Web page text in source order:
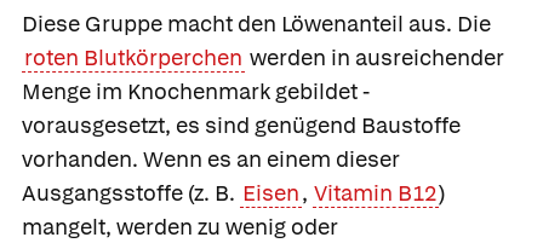
Diese Gruppe macht den Löwenanteil aus. Die
roten Blutkörperchen werden in ausreichender
Menge im Knochenmark gebildet -
vorausgesetzt, es sind genügend Baustoffe
vorhanden. Wenn es an einem dieser
Ausgangsstoffe (z. B. Eisen, Vitamin B12)
mangelt, werden zu wenig oder